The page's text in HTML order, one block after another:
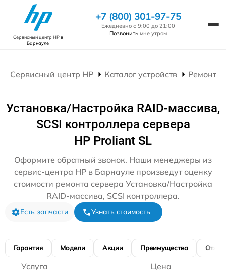
Сервисный центр HPв
Барнауле
+7 (800) 301-97-75
Ежедневно с 9:00 до 21:00
Позвонить мне утром
Сервисный центр HP Каталог устройств Ремонт
Установка/Настройка RAID-массива,
SCSI контроллера сервера
HP Proliant SL
Оформите обратный звонок. Наши менеджеры из
сервис-центра HP в Барнауле произведут оценку
стоимости ремонта сервера Установка/Настройка
RAID-массива, SCSI контроллера.
Есть запчасти Узнать стоимость
Гарантия Модели Акции Преимущества
Услуга Цена